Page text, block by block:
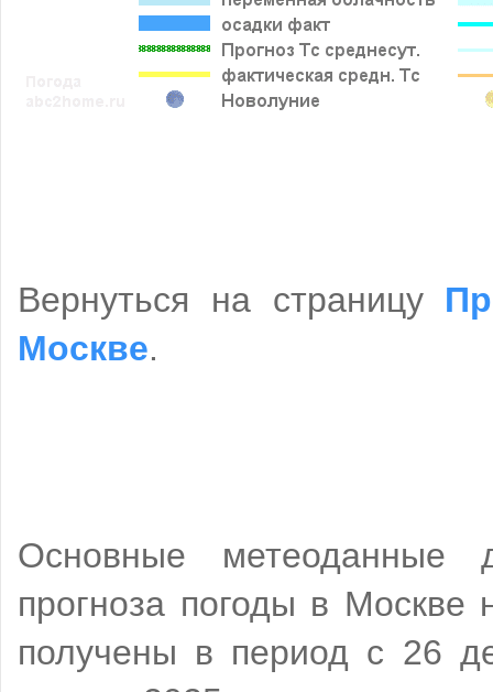
Вернуться на страницу
Москве.
Основные метеоданные
прогноза погоды в Москве
получены в период с 26